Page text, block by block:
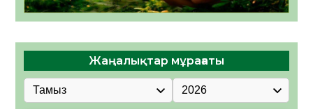
Жаңалықтар мұрағаты